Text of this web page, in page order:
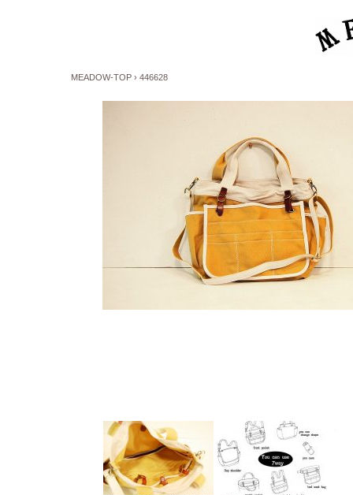
MEADOW-TOP › 446628